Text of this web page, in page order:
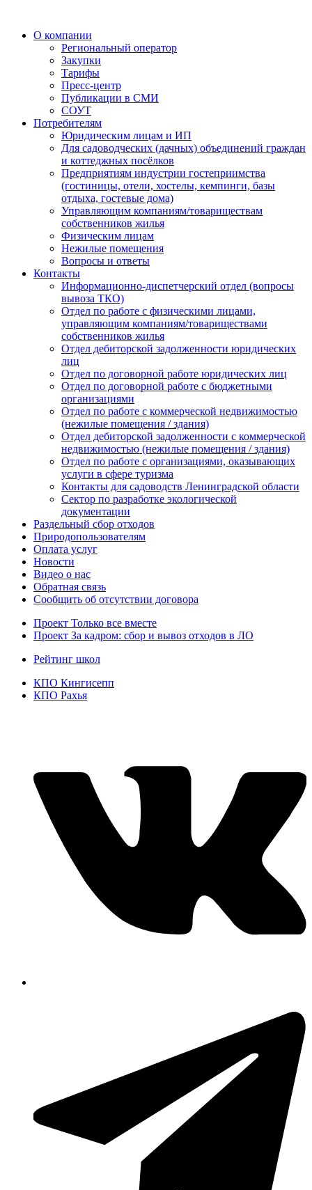
О компании
Региональный оператор
Закупки
Тарифы
Пресс-центр
Публикации в СМИ
СОУТ
Потребителям
Юридическим лицам и ИП
Для садоводческих (дачных) объединений граждан
и коттеджных посёлков
Предприятиям индустрии гостеприимства
(гостиницы, отели, хостелы, кемпинги, базы
отдыха, гостевые дома)
Управляющим компаниям/товариществам
собственников жилья
Физическим лицам
Нежилые помещения
Вопросы и ответы
Контакты
Информационно-диспетчерский отдел (вопросы
вывоза ТКО)
Отдел по работе с физическими лицами,
управляющим компаниям/товариществами
собственников жилья
Отдел дебиторской задолженности юридических
лиц
Отдел по договорной работе юридических лиц
Отдел по договорной работе с бюджетными
организациями
Отдел по работе с коммерческой недвижимостью
(нежилые помещения / здания)
Отдел дебиторской задолженности с коммерческой
недвижимостью (нежилые помещения / здания)
Отдел по работе с организациями, оказывающих
услуги в сфере туризма
Контакты для садоводств Ленинградской области
Сектор по разработке экологической
документации
Раздельный сбор отходов
Природопользователям
Оплата услуг
Новости
Видео о нас
Обратная связь
Сообщить об отсутствии договора
Проект Только все вместе
Проект За кадром: сбор и вывоз отходов в ЛО
Рейтинг школ
КПО Кингисепп
КПО Рахья